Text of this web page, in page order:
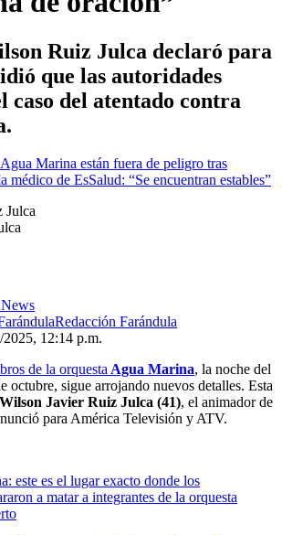
Ruiz Julca declaró para
que las autoridades
caso del atentado contra
Marina están fuera de peligro tras
médico de EsSalud: “Se encuentran estables”
Redacción Farándula
12:14 p.m.
de la orquesta Agua Marina, la noche del
octubre, sigue arrojando nuevos detalles. Esta
Wilson Javier Ruiz Julca (41), el animador de
para América Televisión y ATV.